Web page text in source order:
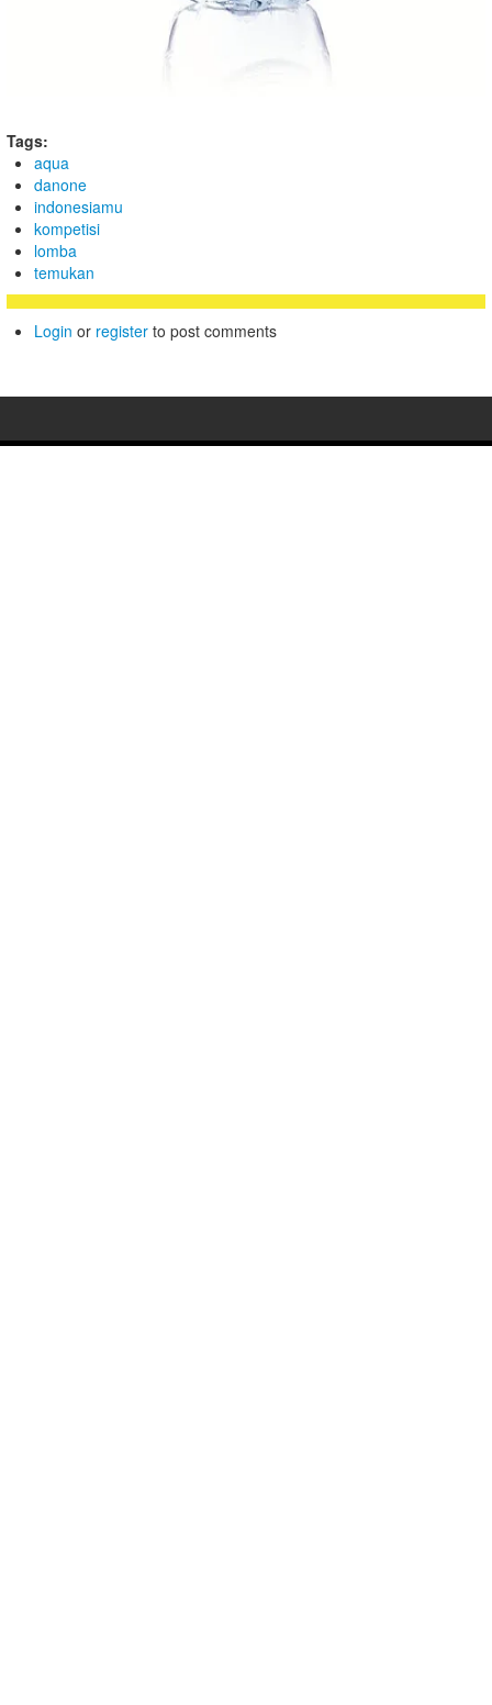
Tags:
aqua
danone
indonesiamu
kompetisi
lomba
temukan
Login or register to post comments